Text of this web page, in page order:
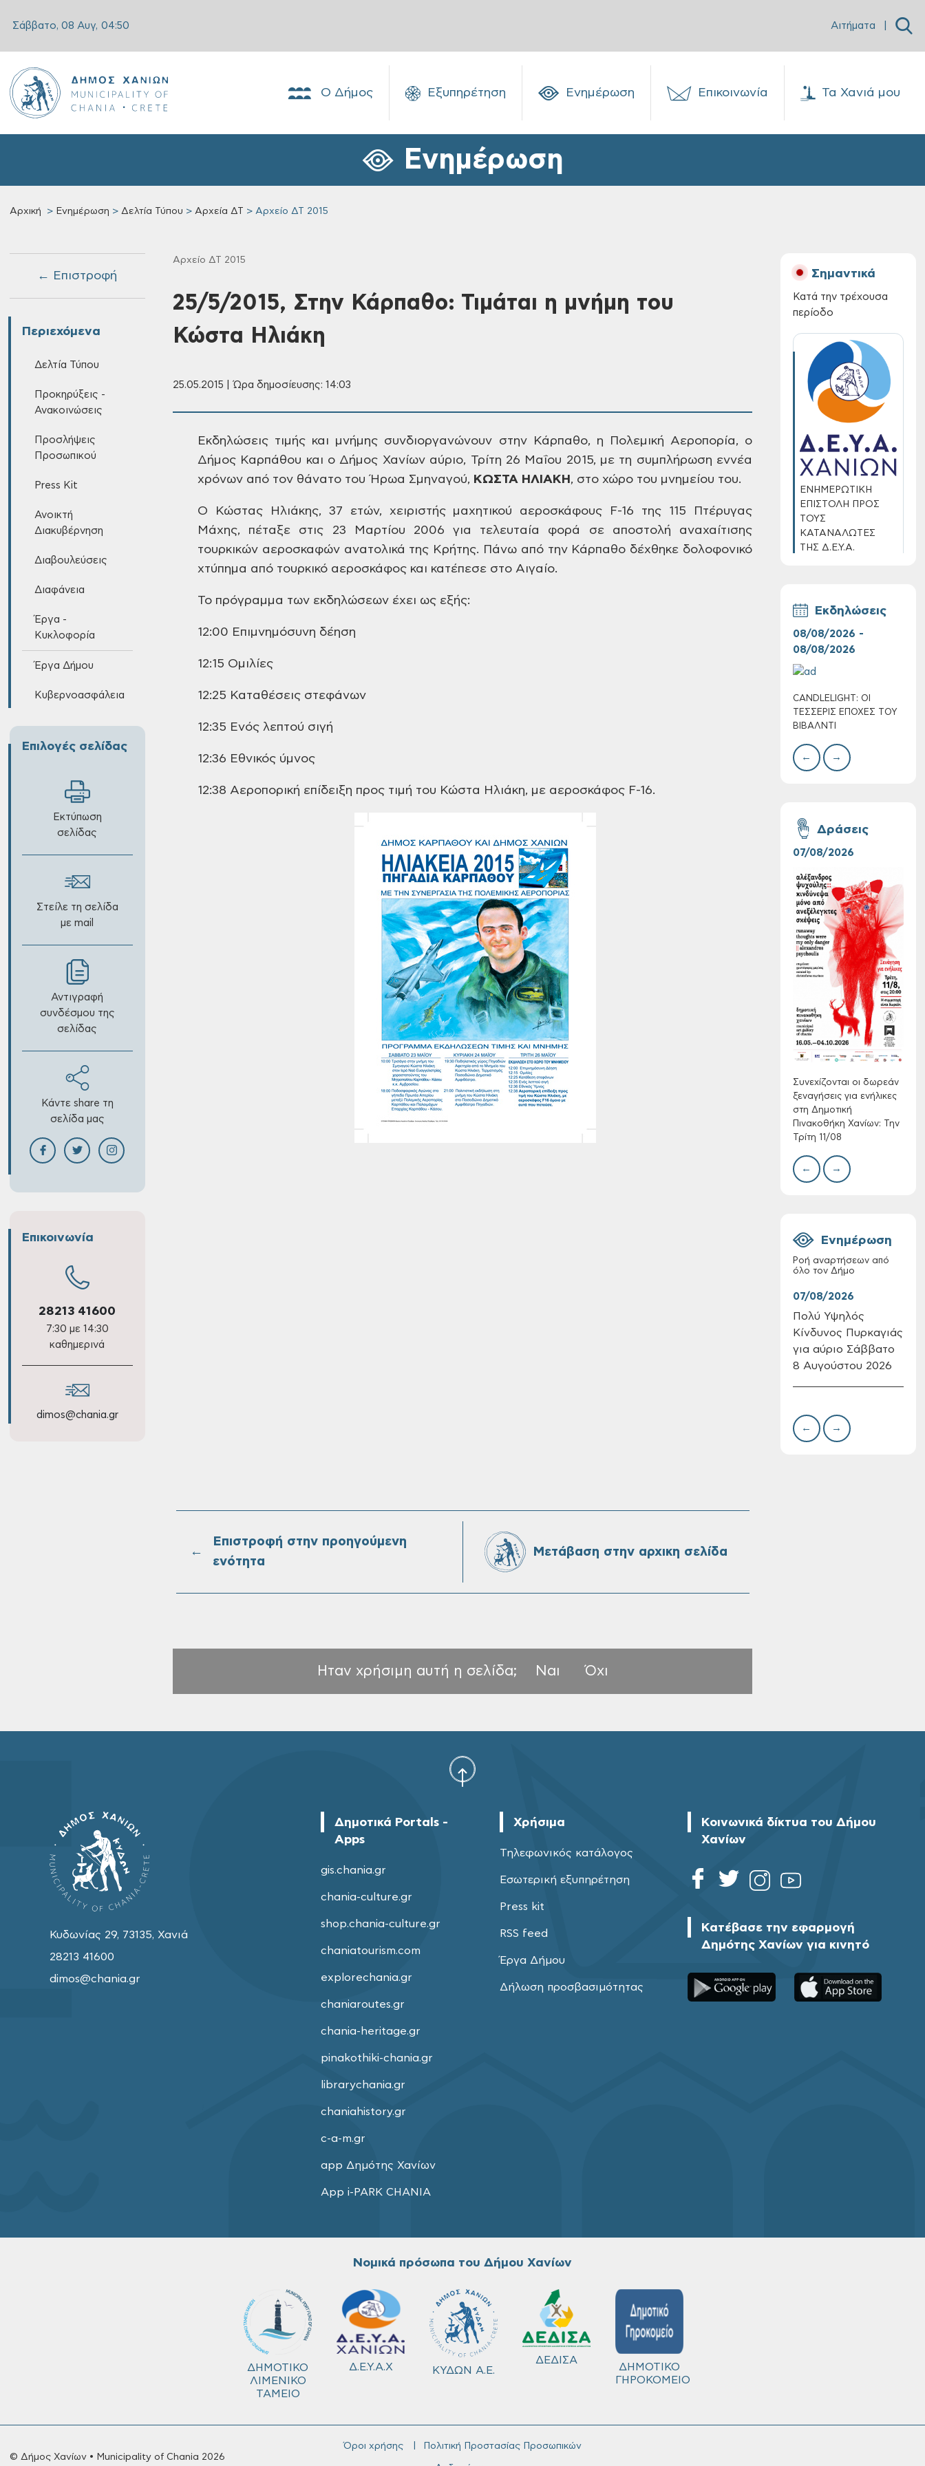
Σάββατο, 08 Αυγ, 04:50 Αιτήματα
Ο Δήμος Εξυπηρέτηση Ενημέρωση Επικοινωνία Τα Χανιά μου
Ενημέρωση
Αρχική Ενημέρωση Δελτία Τύπου Αρχεία ΔΤ Αρχείο ΔΤ 2015
← Επιστροφή
Περιεχόμενα
Δελτία Τύπου
Προκηρύξεις -
Ανακοινώσεις
Προσλήψεις
Προσωπικού
Press Kit
Ανοικτή
Διακυβέρνηση
Διαβουλεύσεις
Διαφάνεια
Έργα -
Κυκλοφορία
Έργα Δήμου
Κυβερνοασφάλεια
Επιλογές σελίδας
Εκτύπωση
σελίδας
Στείλε τη σελίδα
με mail
Αντιγραφή
συνδέσμου της
σελίδας
Κάντε share τη
σελίδα μας
Επικοινωνία
28213 41600
7:30 με 14:30
καθημερινά
dimos@chania.gr
Αρχείο ΔΤ 2015
25/5/2015, Στην Κάρπαθο: Τιμάται η μνήμη του
Κώστα Ηλιάκη
25.05.2015 | Ώρα δημοσίευσης: 14:03
Εκδηλώσεις τιμής και μνήμης συνδιοργανώνουν στην Κάρπαθο, η Πολεμική Αεροπορία, ο
Δήμος Καρπάθου και ο Δήμος Χανίων αύριο, Τρίτη 26 Μαΐου 2015, με τη συμπλήρωση εννέα
χρόνων από τον θάνατο του Ήρωα Σμηναγού, ΚΩΣΤΑ ΗΛΙΑΚΗ , στο χώρο του μνημείου του.
Ο ΚώσταςΗλιάκης, 37 ετών, χειριστής μαχητικού αεροσκάφους F-16 της 115 Πτέρυγας
Μάχης, πέταξε στις 23 Μαρτίου 2006 για τελευταία
φορά σε αποστολή αναχαίτισης
τουρκικών αεροσκαφών ανατολικά της Κρήτης. Πάνω από την Κάρπαθο δέχθηκε δολοφονικό
χτύπημα από τουρκικό αεροσκάφος και κατέπεσε στο Αιγαίο.
Το πρόγραμμα των εκδηλώσεων έχει ως εξής:
12:00 Επιμνημόσυνη δέηση
12:15 Ομιλίες
12:25 Καταθέσεις στεφάνων
12:35 Ενός λεπτού σιγή
12:36 Εθνικός ύμνος
12:38 Αεροπορική επίδειξη προς τιμή του Κώστα Ηλιάκη, με αεροσκάφος F-16.
Σημαντικά
Κατά την τρέχουσα
περίοδο
ΕΝΗΜΕΡΩΤΙΚΗ
ΕΠΙΣΤΟΛΗ ΠΡΟΣ
ΤΟΥΣ
ΚΑΤΑΝΑΛΩΤΕΣ
ΤΗΣ Δ.Ε.Υ.Α.
Πολύ Υψηλός
Κίνδυνος Πυρκαγιάς
Αυγούστου 2026
Συνεχίζονται οι
δωρεάν ξεναγήσεις
για ενήλικες στη
Δημοτική
Πινακοθήκη Χανίων:
Την Τρίτη 11/08
Τακτική συνεδρίαση
Επαναλειτουργία
του συστήματος
SeaTrac στην
Εκδηλώσεις
08/08/2026 -
08/08/2026
CANDLELIGHT: ΟΙ
ΤΕΣΣΕΡΙΣ ΕΠΟΧΕΣ ΤΟΥ
ΒΙΒΑΛΝΤΙ
← →
Δράσεις
07/08/2026
Συνεχίζονται οι δωρεάν
ξεναγήσεις για ενήλικες
στη Δημοτική
Πινακοθήκη Χανίων: Την
Τρίτη 11/08
← →
Ενημέρωση
Ροή αναρτήσεων από
όλο τον Δήμο
07/08/2026
Πολύ Υψηλός
Κίνδυνος Πυρκαγιάς
για αύριο Σάββατο
8 Αυγούστου 2026
← →
←
Επιστροφή στην προηγούμενη
ενότητα
Μετάβαση στην αρχικη σελίδα
Ηταν χρήσιμη αυτή η σελίδα; Ναι Όχι
Κυδωνίας 29, 73135, Χανιά
28213 41600
dimos@chania.gr
Δημοτικά Portals -
Apps
gis.chania.gr
chania-culture.gr
shop.chania-culture.gr
chaniatourism.com
explorechania.gr
chaniaroutes.gr
chania-heritage.gr
pinakothiki-chania.gr
librarychania.gr
chaniahistory.gr
c-a-m.gr
app Δημότης Χανίων
App i-PARK CHANIA
Χρήσιμα
Τηλεφωνικός κατάλογος
Εσωτερική εξυπηρέτηση
Press kit
RSS feed
Έργα Δήμου
Δήλωση προσβασιμότητας
Κοινωνικά δίκτυα του Δήμου
Χανίων
Κατέβασε την εφαρμογή
Δημότης Χανίων για κινητό
Νομικά πρόσωπα του Δήμου Χανίων
ΔΗΜΟΤΙΚΟ
ΛΙΜΕΝΙΚΟ
ΤΑΜΕΙΟ
Δ.Ε.Υ.Α.Χ ΚΥΔΩΝ Α.Ε.
ΔΕΔΙΣΑ
ΔΗΜΟΤΙΚΟ
ΓΗΡΟΚΟΜΕΙΟ
© Δήμος Χανίων • Municipality of Chania 2026
Όροι χρήσης Πολιτική Προστασίας Προσωπικών